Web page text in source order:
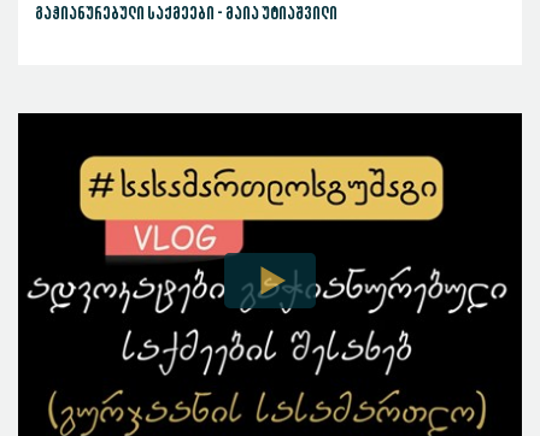
გაჭიანურებული საქმეები - მაია უტიაშვილი